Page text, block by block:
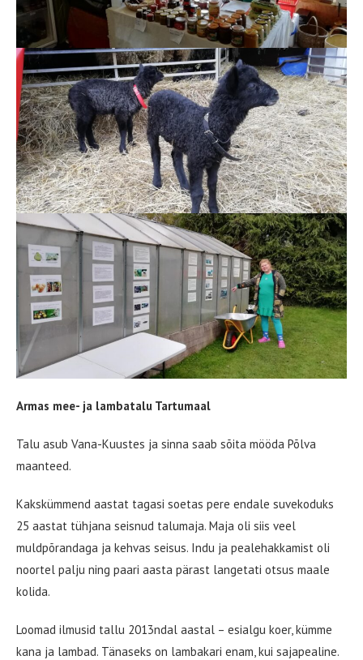
Armas mee- ja lambatalu Tartumaal
Talu asub Vana-Kuustes ja sinna saab sõita mööda Põlva
maanteed.
Kakskümmend aastat tagasi soetas pere endale suvekoduks
25 aastat tühjana seisnud talumaja. Maja oli siis veel
muldpõrandaga ja kehvas seisus. Indu ja pealehakkamist oli
noortel palju ning paari aasta pärast langetati otsus maale
kolida.
Loomad ilmusid tallu 2013ndal aastal – esialgu koer, kümme
kana ja lambad. Tänaseks on lambakari enam, kui sajapealine.